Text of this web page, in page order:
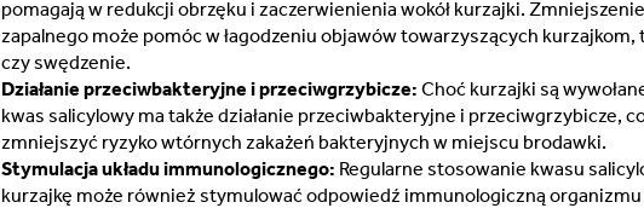
pomagają w redukcji obrzęku i zaczerwienienia wokół kurzajki.
zapalnego może pomóc w łagodzeniu objawów towarzyszących kurzajkom,
czy swędzenie.
Działanie przeciwbakteryjne i przeciwgrzybicze: Choć kurzajki są
kwas salicylowy ma także działanie przeciwbakteryjne i przeciwgrzybicze,
zmniejszyć ryzyko wtórnych zakażeń bakteryjnych w miejscu brodawki.
Stymulacja układu immunologicznego: Regularne stosowanie kwasu
kurzajkę może również stymulować odpowiedź immunologiczną organizmu